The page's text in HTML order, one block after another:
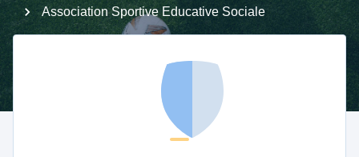
Association Sportive Educative Sociale